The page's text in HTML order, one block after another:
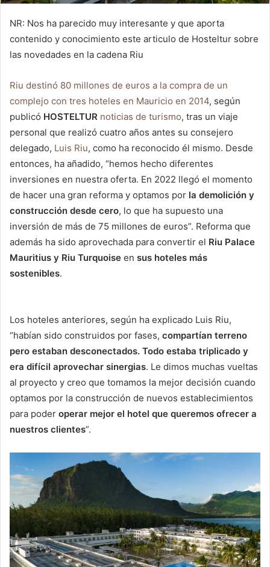
NR: Nos ha parecido muy interesante y que aporta
contenido y conocimiento este articulo de Hosteltur sobre
las novedades en la cadena Riu
Riu destinó 80 millones de euros a la compra de un
complejo con tres hoteles en Mauricio en 2014, según
publicó HOSTELTUR noticias de turismo, tras un viaje
personal que realizó cuatro años antes su consejero
delegado, Luis Riu, como ha reconocido él mismo. Desde
entonces, ha añadido, “hemos hecho diferentes
inversiones en nuestra oferta. En 2022 llegó el momento
de hacer una gran reforma y optamos por la demolición y
construcción desde cero, lo que ha supuesto una
inversión de más de 75 millones de euros”. Reforma que
además ha sido aprovechada para convertir el Riu Palace
Mauritius y Riu Turquoise en sus hoteles más
sostenibles.
Los hoteles anteriores, según ha explicado Luis Riu,
“habían sido construidos por fases, compartían terreno
pero estaban desconectados. Todo estaba triplicado y
era difícil aprovechar sinergias. Le dimos muchas vueltas
al proyecto y creo que tomamos la mejor decisión cuando
optamos por la construcción de nuevos establecimientos
para poder operar mejor el hotel que queremos ofrecer a
nuestros clientes”.